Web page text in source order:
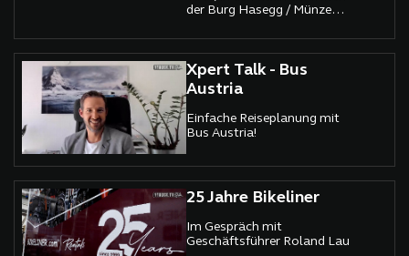
der Burg Hasegg / Münze
Xpert Talk - Bus
Austria
Einfache Reiseplanung mit
Bus Austria!
25 Jahre Bikeliner
Im Gespräch mit
Geschäftsführer Roland Lau